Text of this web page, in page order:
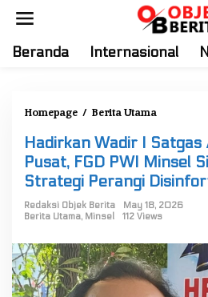
Beranda Internasional
Homepage / Berita Utama
d
i
r
k
a
n
W
a
Hadirkan Wadir I Satgas
Pusat, FGD PWI Minsel
Strategi Perangi
Redaksi Objek Berita
May 18, 2026
Berita Utama, Minsel 112 Views